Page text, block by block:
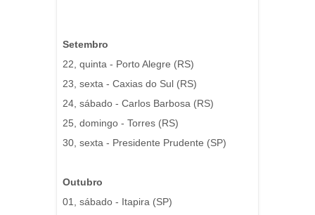
Setembro
22, quinta - Porto Alegre (RS)
23, sexta - Caxias do Sul (RS)
24, sábado - Carlos Barbosa (RS)
25, domingo - Torres (RS)
30, sexta - Presidente Prudente (SP)
Outubro
01, sábado - Itapira (SP)